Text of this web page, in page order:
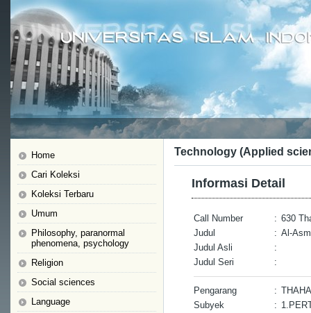
Home
Cari Koleksi
Koleksi Terbaru
Umum
Philosophy, paranormal
phenomena, psychology
Religion
Social sciences
Language
Technology (Applied
Informasi Detail
Call Number : 630
Judul
: Al-
Judul Asli
:
Judul Seri
:
Pengarang :
Subyek
: